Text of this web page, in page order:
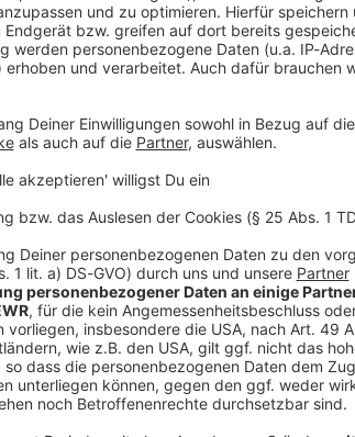
befristet von Vorgaben im Landesrecht
und Verfahren zu
Genehmigungsverfahren, etwa im
Denkverbote bei der Identifizierung
es in einer Resolution, die auf der